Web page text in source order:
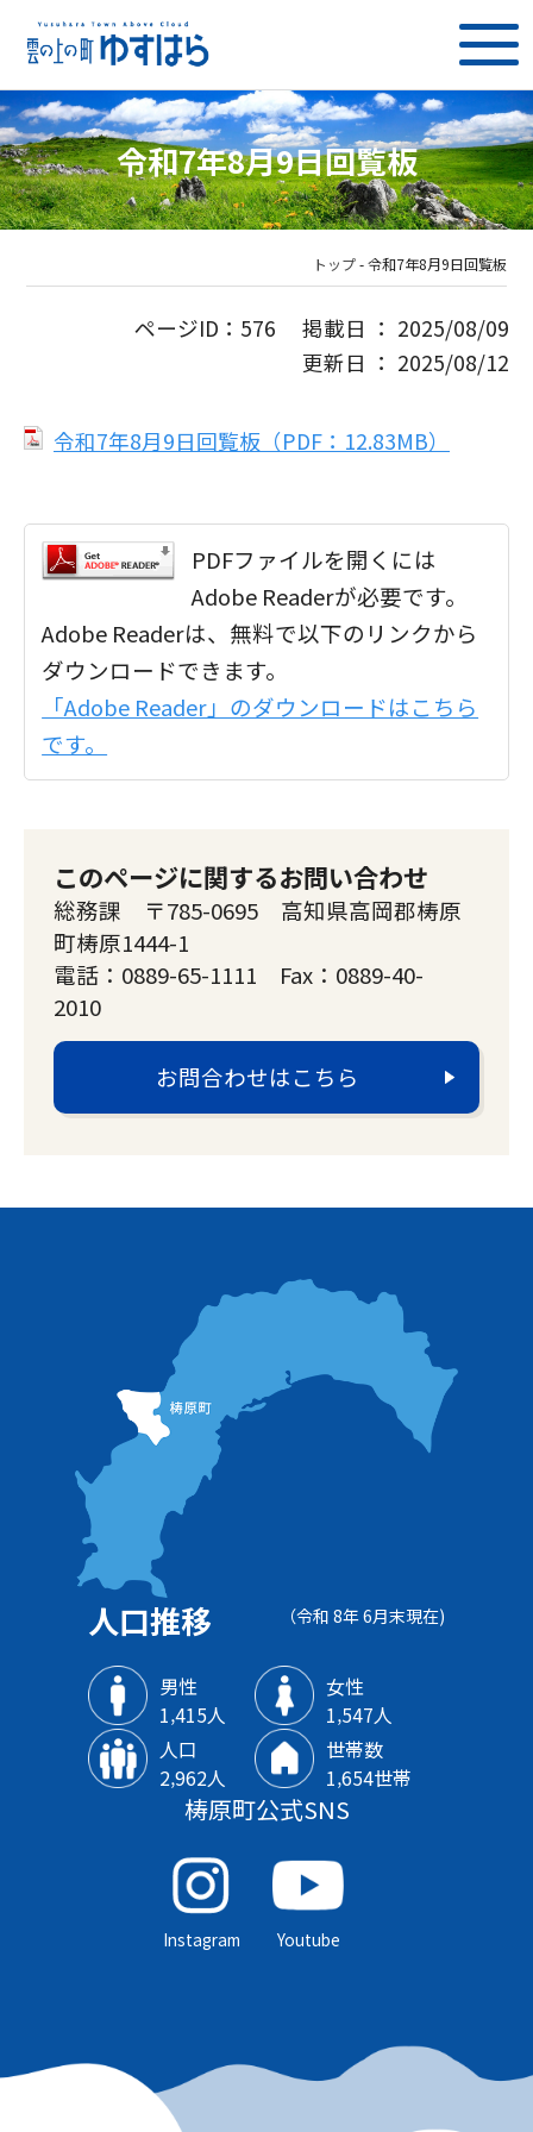
令和7年8月9日回覧板
トップ-令和7年8月9日回覧板
ページID：576 掲載日 ： 2025/08/09
更新日 ： 2025/08/12
令和7年8月9日回覧板（PDF：12.83MB）
PDFファイルを開くには
Adobe Readerが必要です。
Adobe Readerは、無料で以下のリンクから
ダウンロードできます。
「Adobe Reader」のダウンロードはこちら
です。
このページに関するお問い合わせ
総務課 〒785-0695 高知県高岡郡梼原
町梼原1444-1
電話：0889-65-1111 Fax：0889-40-
2010
お問合わせはこちら
人口推移 （令和 8年 6月末現在)
男性
1‚415人
女性
1‚547人
人口
2‚962人
世帯数
1‚654世帯
梼原町公式SNS
Instagram Youtube